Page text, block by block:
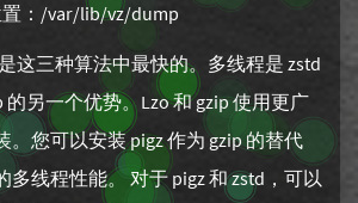
：/var/lib/vz/dump
这三种算法中最快的。多线程是 zstd
的另一个优势。Lzo 和 gzip 使用更广
。您可以安装 pigz 作为 gzip 的替代
多线程性能。 对于 pigz 和 zstd，可以